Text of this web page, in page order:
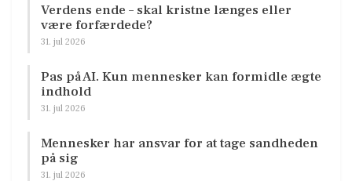
Verdens ende – skal kristne længes eller
være forfærdede?
31. jul 2026
Pas på AI. Kun mennesker kan formidle ægte
indhold
31. jul 2026
Mennesker har ansvar for at tage sandheden
på sig
31. jul 2026